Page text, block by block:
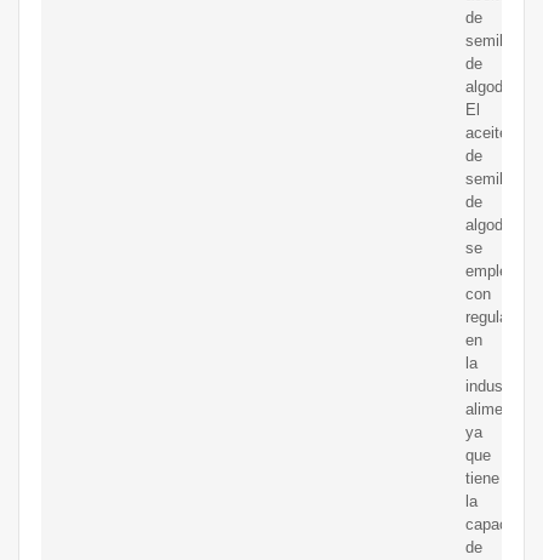
de
semilla
de
algodón.
El
aceite
de
semilla
de
algodón
se
emplea
con
regularidad
en
la
industria
ya
que
tiene
la
capacidad
de